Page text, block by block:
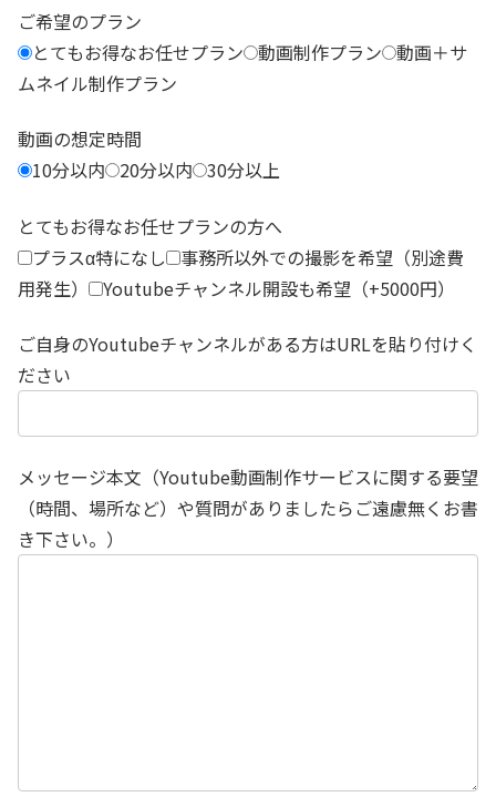
ご希望のプラン
とてもお得なお任せプラン 動画制作プラン 動画＋サ
ムネイル制作プラン
動画の想定時間
10分以内
20分以内 30分以上
とてもお得なお任せプランの方へ
プラスα特になし
事務所以外での撮影を希望（別途費
用発生）
Youtubeチャンネル開設も希望（+5000円）
ご自身のYoutubeチャンネルがある方はURLを貼り付けく
ださい
メッセージ本文（Youtube動画制作サービスに関する要望
（時間、場所など）や質問がありましたらご遠慮無くお書
き下さい。）